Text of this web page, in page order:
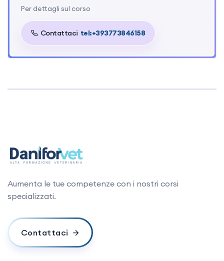
avere capito! (Gernone)
Per dettagli sul corso
Contattaci tel:+393773846158
Aumenta le tue competenze con i nostri corsi
specializzati.
Contattaci